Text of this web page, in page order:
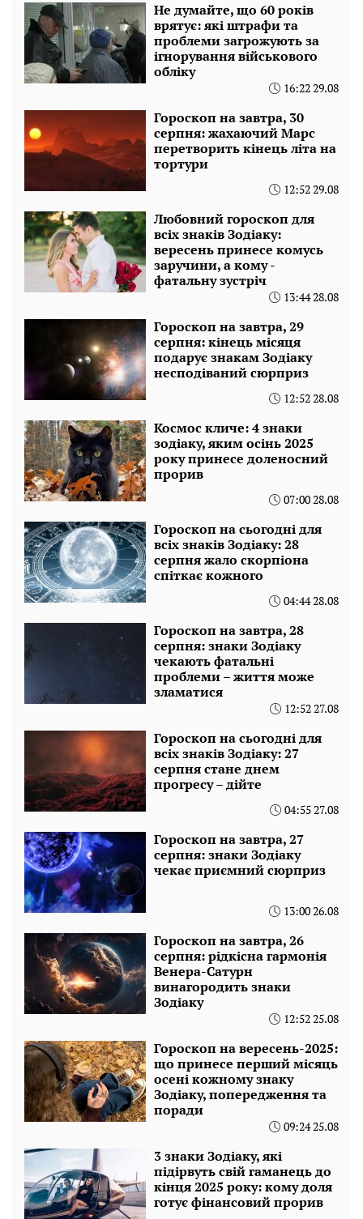
Не думайте, що 60 років
врятує: які штрафи та
проблеми загрожують за
ігнорування військового
обліку
16:22 29.08
Гороскоп на завтра, 30
серпня: жахаючий Марс
перетворить кінець літа на
тортури
12:52 29.08
Любовний гороскоп для
всіх знаків Зодіаку:
вересень принесе комусь
заручини, а кому -
фатальну зустріч
13:44 28.08
Гороскоп на завтра, 29
серпня: кінець місяця
подарує знакам Зодіаку
несподіваний сюрприз
12:52 28.08
Космос кличе: 4 знаки
зодіаку, яким осінь 2025
року принесе доленосний
прорив
07:00 28.08
Гороскоп на сьогодні для
всіх знаків Зодіаку: 28
серпня жало скорпіона
спіткає кожного
04:44 28.08
Гороскоп на завтра, 28
серпня: знаки Зодіаку
чекають фатальні
проблеми – життя може
зламатися
12:52 27.08
Гороскоп на сьогодні для
всіх знаків Зодіаку: 27
серпня стане днем ​​
прогресу – дійте
04:55 27.08
Гороскоп на завтра, 27
серпня: знаки Зодіаку
чекає приємний сюрприз
13:00 26.08
Гороскоп на завтра, 26
серпня: рідкісна гармонія
Венера-Сатурн
винагородить знаки
Зодіаку
12:52 25.08
Гороскоп на вересень-2025:
що принесе перший місяць
осені кожному знаку
Зодіаку, попередження та
поради
09:24 25.08
3 знаки Зодіаку, які
підірвуть свій гаманець до
кінця 2025 року: кому доля
готує фінансовий прорив